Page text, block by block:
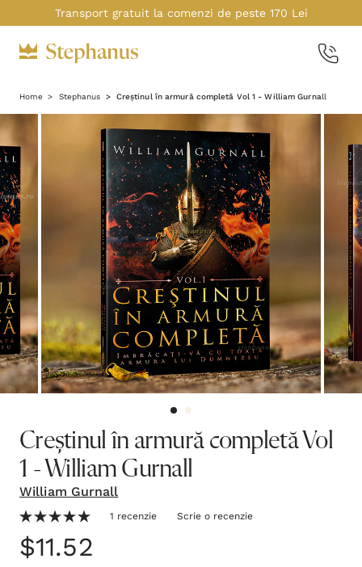
Transport gratuit la comenzi de peste 170 Lei
Home Stephanus Creștinul în armură completă Vol 1 - William Gurnall
Creștinul în armură completă Vol
1 - William Gurnall
William Gurnall
1 recenzie Scrie o recenzie
$11.52